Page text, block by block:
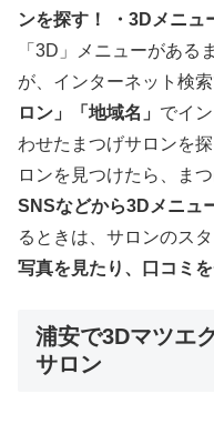
ンを探す！
・ 3Dメニュ
「3D」メニューがある
が、インターネット検
ロン」「地域名」 でイ
わせたまつげサロンを
ロンを見つけたら、ま
SNSなどから3Dメニュ
るときは、サロンのス
写真を見たり、口コミ
浦安で3Dマツエ
サロン